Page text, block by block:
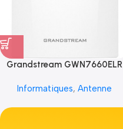
Grandstream GWN7660ELR
Informatiques, Antenne